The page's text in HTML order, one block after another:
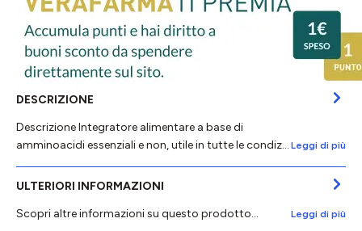
DESCRIZIONE
Descrizione Integratore alimentare a base di
amminoacidi essenziali e non, utile in tutte le condiz… Leggi di più
ULTERIORI INFORMAZIONI
Scopri altre informazioni su questo prodotto...
Leggi di più